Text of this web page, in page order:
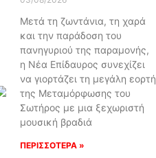
Μετά τη ζωντάνια, τη χαρά
και την παράδοση του
πανηγυριού της παραμονής,
η Νέα Επίδαυρος συνεχίζει
να γιορτάζει τη μεγάλη εορτή
της Μεταμόρφωσης του
Σωτήρος με μια ξεχωριστή
μουσική βραδιά
ΠΕΡΙΣΣΟΤΕΡΑ »